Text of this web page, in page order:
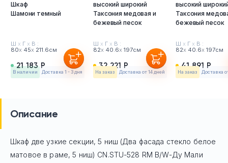
Шкаф
Шамони темный
Ш х Г х В :
80х 45х 211.6см
21 183 Р
в наличии Доставка 1 - 3 дня
высокий широкий
Таксония медовая и
бежевый песок
Ш х Г х В :
82х 40.6х 197см
32 221 Р
На заказ Доставка от 14 дней
высокий
Таксония
бежевый песок
Ш х Г х В :
82х 40.6х 197см
41 891 Р
На заказ Доставка
Описание
Шкаф две узкие секции, 5 ниш (Два фасада стекло белое
матовое в раме, 5 ниш) CN.STU-528 RM B/W-Ду Мали